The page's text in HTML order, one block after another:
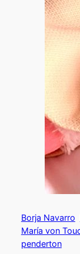
Borja Navarro
María von
penderton